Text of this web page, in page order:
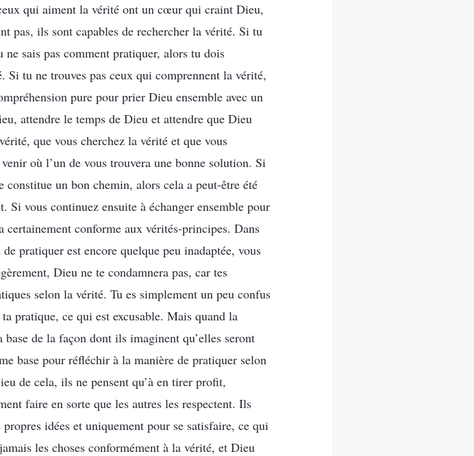
qui aiment la vérité ont un cœur qui craint Dieu,
pas, ils sont capables de rechercher la vérité. Si tu
sais pas comment pratiquer, alors tu dois
Si tu ne trouves pas ceux qui comprennent la vérité,
pure pour prier Dieu ensemble avec un
attendre le temps de Dieu et attendre que Dieu
que vous cherchez la vérité et que vous
où l’un de vous trouvera une bonne solution. Si
un bon chemin, alors cela a peut-être été
vous continuez ensuite à échanger ensemble pour
conforme aux vérités-principes. Dans
pratiquer est encore quelque peu inadaptée, vous
Dieu ne te condamnera pas, car tes
selon la vérité. Tu es simplement un peu confus
pratique, ce qui est excusable. Mais quand la
de la façon dont ils imaginent qu’elles seront
base pour réfléchir à la manière de pratiquer selon
de cela, ils ne pensent qu’à en tirer profit,
faire en sorte que les autres les respectent. Ils
idées et uniquement pour se satisfaire, ce qui
les choses conformément à la vérité, et Dieu